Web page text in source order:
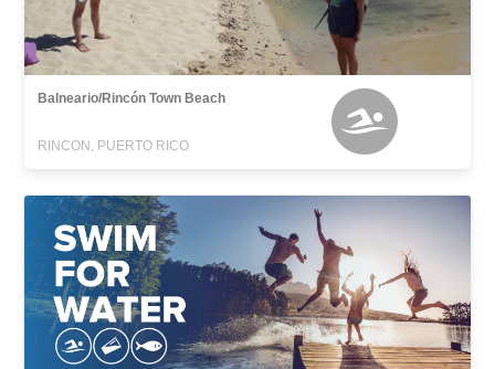
Balneario/Rincón Town Beach
RINCON, PUERTO RICO